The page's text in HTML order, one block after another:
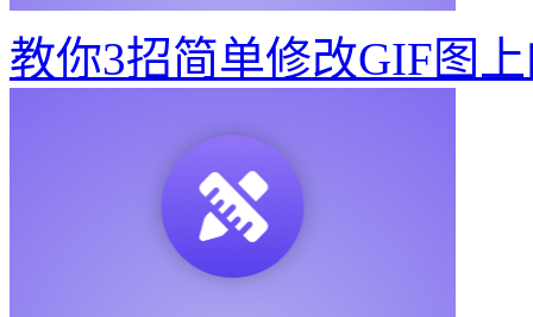
教你3招简单修改GIF图